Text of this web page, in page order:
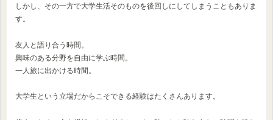
しかし、その一方で大学生活そのものを後回しにしてしまうこともありま
す。
友人と語り合う時間。
興味のある分野を自由に学ぶ時間。
一人旅に出かける時間。
大学生という立場だからこそできる経験はたくさんあります。